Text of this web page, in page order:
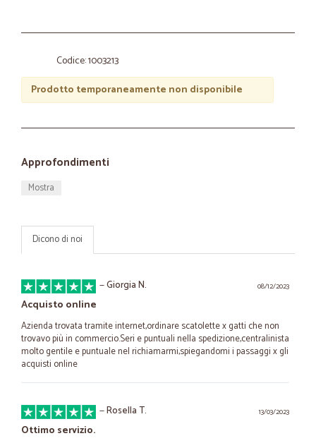
Codice: 1003213
Prodotto temporaneamente non disponibile
Approfondimenti
Mostra
Dicono di noi
08/12/2023
—Giorgia N.
Acquisto online
Azienda trovata tramite internet,ordinare scatolette x gatti che non
trovavo più in commercio.Seri e puntuali nella spedizione,centralinista
molto gentile e puntuale nel richiamarmi,spiegandomi i passaggi x gli
acquisti online
13/03/2023
—Rosella T.
Ottimo servizio.